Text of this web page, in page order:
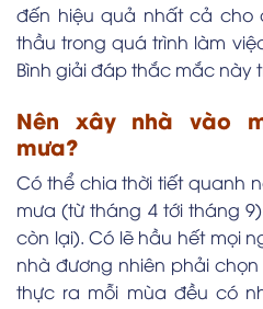
đến hiệu quả nhất cả cho
thầu trong quá trình làm
Bình giải đáp thắc mắc này
Nên xây nhà vào
mưa?
Có thể chia thời tiết quanh
mưa (từ tháng 4 tới tháng
còn lại). Có lẽ hầu hết mọi
nhà đương nhiên phải
thực ra mỗi mùa đều có